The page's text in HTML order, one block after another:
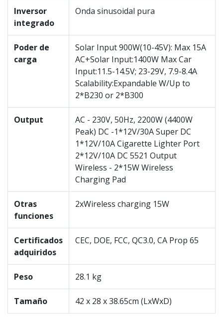
Inversor
integrado
Onda sinusoidal pura
Poder de
carga
Solar Input 900W(10-45V): Max 15A
AC+Solar Input:1400W Max Car
Input:11.5-14.5V; 23-29V, 7.9-8.4A
Scalability:Expandable W/Up to
2*B230 or 2*B300
Output
AC - 230V, 50Hz, 2200W (4400W
Peak) DC -1*12V/30A Super DC
1*12V/10A Cigarette Lighter Port
2*12V/10A DC 5521 Output
Wireless - 2*15W Wireless
Charging Pad
Otras
funciones
2xWireless charging 15W
Certificados
adquiridos
CEC, DOE, FCC, QC3.0, CA Prop 65
Peso 28.1 kg
Tamaño 42 x 28 x 38.65cm (LxWxD)